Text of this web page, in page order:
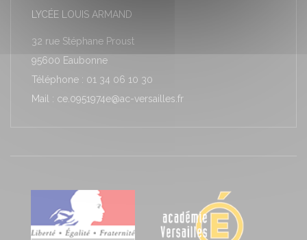
LYCÉE LOUIS ARMAND
32 rue Stéphane Proust
95600 Eaubonne
Téléphone : 01 34 06 10 30
Mail : ce.0951974e@ac-versailles.fr